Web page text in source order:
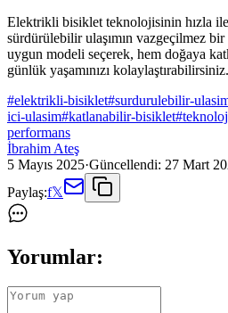
Elektrikli bisiklet teknolojisinin hızla
sürdürülebilir ulaşımın vazgeçilmez
uygun modeli seçerek, hem doğaya
günlük yaşamınızı kolaylaştırabilirsiniz.
#elektrikli-bisiklet#surdurulebilir-
ici-ulasim#katlanabilir-bisiklet#
performans
İbrahim Ateş
5 Mayıs 2025·Güncellendi: 27 Mart
Paylaş:f𝕏
Yorumlar: